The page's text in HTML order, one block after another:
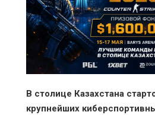
В столице Казахстана
крупнейших